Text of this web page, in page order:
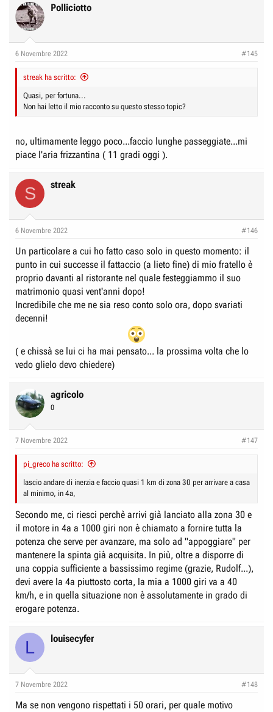
Polliciotto
6 Novembre 2022 #145
streak ha scritto:
Quasi, per fortuna...
Non hai letto il mio racconto su questo stesso topic?
no, ultimamente leggo poco...faccio lunghe passeggiate...mi
piace l'aria frizzantina ( 11 gradi oggi ).
S streak
6 Novembre 2022 #146
Un particolare a cui ho fatto caso solo in questo momento: il
punto in cui successe il fattaccio (a lieto fine) di mio fratello è
proprio davanti al ristorante nel quale festeggiammo il suo
matrimonio quasi vent'anni dopo!
Incredibile che me ne sia reso conto solo ora, dopo svariati
decenni!
( e chissà se lui ci ha mai pensato... la prossima volta che lo
vedo glielo devo chiedere)
agricolo
0
7 Novembre 2022 #147
pi_greco ha scritto:
lascio andare di inerzia e faccio quasi 1 km di zona 30 per arrivare a casa
al minimo, in 4a,
Secondo me, ci riesci perchè arrivi già lanciato alla zona 30 e
il motore in 4a a 1000 giri non è chiamato a fornire tutta la
potenza che serve per avanzare, ma solo ad "appoggiare" per
mantenere la spinta già acquisita. In più, oltre a disporre di
una coppia sufficiente a bassissimo regime (grazie, Rudolf...),
devi avere la 4a piuttosto corta, la mia a 1000 giri va a 40
km/h, e in quella situazione non è assolutamente in grado di
erogare potenza.
L louisecyfer
7 Novembre 2022 #148
Ma se non vengono rispettati i 50 orari, per quale motivo